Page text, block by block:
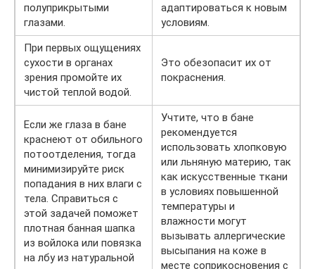
полуприкрытыми
глазами.
адаптироваться к новым
условиям.
При первых ощущениях
сухости в органах
зрения промойте их
чистой теплой водой.
Это обезопасит их от
покраснения.
Если же глаза в бане
краснеют от обильного
потоотделения, тогда
минимизируйте риск
попадания в них влаги с
тела. Справиться с
этой задачей поможет
плотная банная шапка
из войлока или повязка
на лбу из натуральной
Учтите, что в бане
рекомендуется
использовать хлопковую
или льняную материю, так
как искусственные ткани
в условиях повышенной
температуры и
влажности могут
вызывать аллергические
высыпания на коже в
месте соприкосновения с